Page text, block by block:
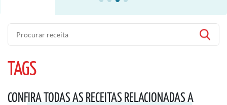
Pesquisa
TAGS
CONFIRA TODAS AS RECEITAS RELACIONADAS A